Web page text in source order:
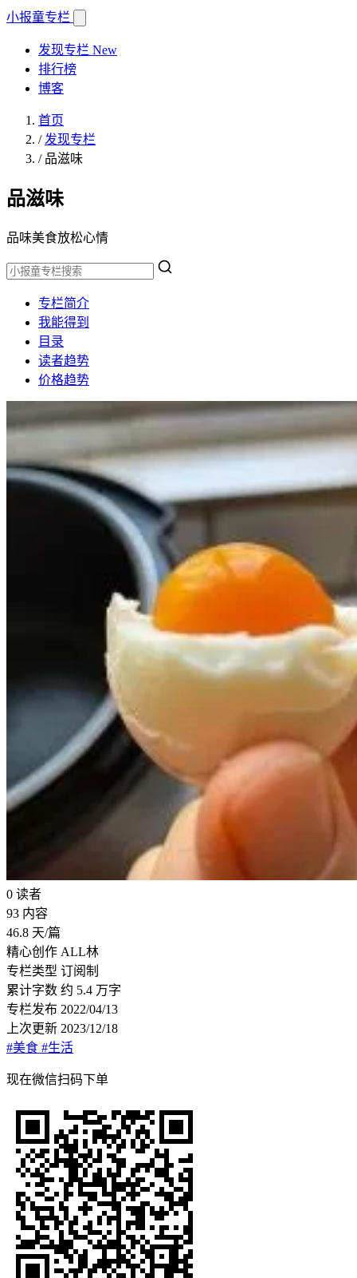
小报童专栏
发现专栏 New
排行榜
博客
首页
/ 发现专栏
/ 品滋味
品滋味
品味美食放松心情
专栏简介
我能得到
目录
读者趋势
价格趋势
0 读者
93 内容
46.8 天/篇
精心创作 ALL林
专栏类型 订阅制
累计字数 约 5.4 万字
专栏发布 2022/04/13
上次更新 2023/12/18
#美食 #生活
现在微信扫码下单